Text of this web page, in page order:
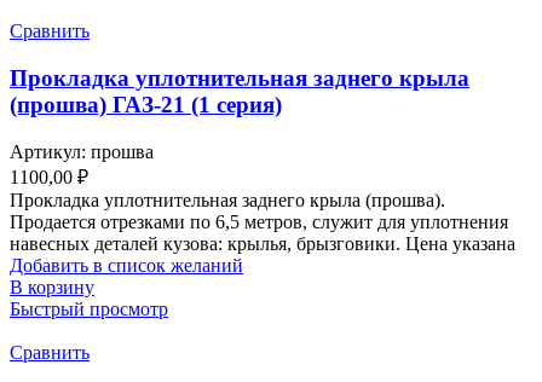
Сравнить
Прокладка уплотнительная заднего крыла
(прошва) ГАЗ-21 (1 серия)
Артикул: прошва
1100,00 ₽
Прокладка уплотнительная заднего крыла (прошва).
Продается отрезками по 6,5 метров, служит для уплотнения
навесных деталей кузова: крылья, брызговики. Цена указана
Добавить в список желаний
В корзину
Быстрый просмотр
Сравнить